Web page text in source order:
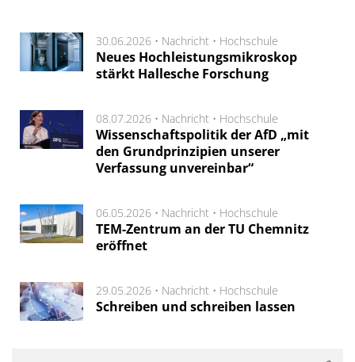
30.06.2026 • Nachricht • Hochschule
Neues Hochleistungsmikroskop
stärkt Hallesche Forschung
08.07.2026 • Nachricht • Hochschule
Wissenschaftspolitik der AfD „mit
den Grundprinzipien unserer
Verfassung unvereinbar“
06.05.2026 • Nachricht • Hochschule
TEM-Zentrum an der TU Chemnitz
eröffnet
29.05.2026 • Nachricht • Hochschule
Schreiben und schreiben lassen